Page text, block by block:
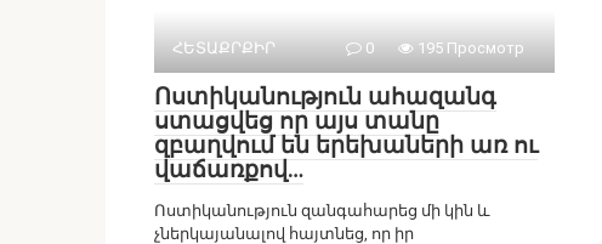
ՀԵՏԱՔՐՔԻՐ 0 195 Просмотр
Ոստիկանություն ահազանգ
ստացվեց որ այս տանը
զբաղվում են երեխաների առ ու
վաճառքով…
Ոստիկանություն զանգահարեց մի կին և
չներկայանալով հայտնեց, որ իր